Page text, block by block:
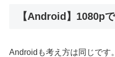
【Android】1080p
Androidも考え方は同じです。